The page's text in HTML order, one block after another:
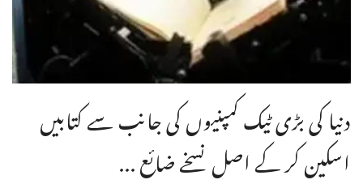
دنیا کی بڑی ٹیک کمپنیوں کی جانب سے کتابیں
اسکین کر کے اصل نسخے ضائع ...